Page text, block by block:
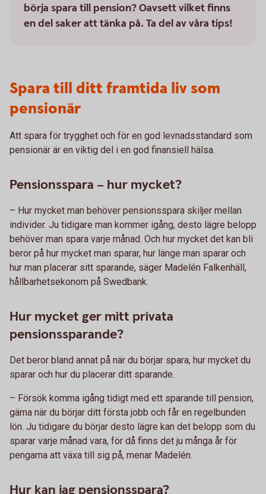
börja spara till pension? Oavsett vilket finns
en del saker att tänka på. Ta del av våra tips!
Spara till ditt framtida liv som
pensionär
Att spara för trygghet och för en god levnadsstandard som
pensionär är en viktig del i en god finansiell hälsa.
Pensionsspara – hur mycket?
– Hur mycket man behöver pensionsspara skiljer mellan
individer. Ju tidigare man kommer igång, desto lägre belopp
behöver man spara varje månad. Och hur mycket det kan bli
beror på hur mycket man sparar, hur länge man sparar och
hur man placerar sitt sparande, säger Madelén Falkenhäll,
hållbarhetsekonom på Swedbank.
Hur mycket ger mitt privata
pensionssparande?
Det beror bland annat på när du börjar spara, hur mycket du
sparar och hur du placerar ditt sparande.
– Försök komma igång tidigt med ett sparande till pension,
gärna när du börjar ditt första jobb och får en regelbunden
lön. Ju tidigare du börjar desto lägre kan det belopp som du
sparar varje månad vara, för då finns det ju många år för
pengarna att växa till sig på, menar Madelén.
Hur kan jag pensionsspara?